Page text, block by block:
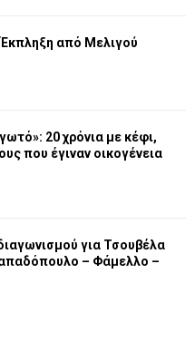
από Μελιγού
20 χρόνια με κέφι,
που έγιναν οικογένεια
για Τσουβέλα
– Φάμελλο –